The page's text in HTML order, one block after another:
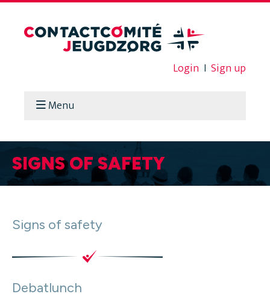
Login I Sign up
Menu
SIGNS OF SAFETY
Signs of safety
Debatlunch